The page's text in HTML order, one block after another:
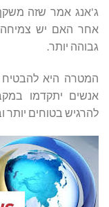
ג'אנג אמר שזה
אחר האם יש
גבוהה יותר.
המטרה היא להבטיח
אנשים יתקדמו
להרגיש בטוחים יותר